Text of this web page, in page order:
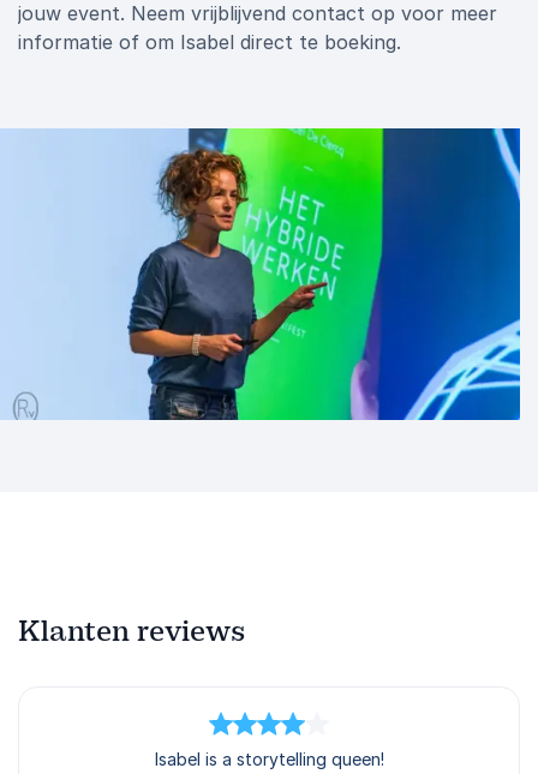
jouw event. Neem vrijblijvend contact op voor meer
informatie of om Isabel direct te boeking.
Klanten reviews
Isabel is a storytelling queen!